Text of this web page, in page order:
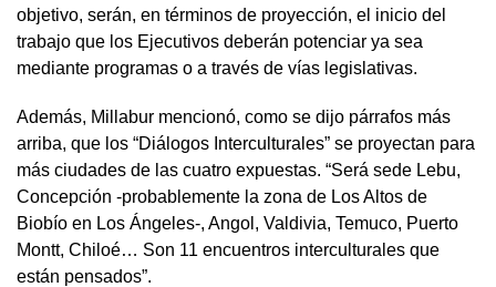
objetivo, serán, en términos de proyección, el inicio del
trabajo que los Ejecutivos deberán potenciar ya sea
mediante programas o a través de vías legislativas.
Además, Millabur mencionó, como se dijo párrafos más
arriba, que los “Diálogos Interculturales” se proyectan para
más ciudades de las cuatro expuestas. “Será sede Lebu,
Concepción -probablemente la zona de Los Altos de
Biobío en Los Ángeles-, Angol, Valdivia, Temuco, Puerto
Montt, Chiloé… Son 11 encuentros interculturales que
están pensados”.